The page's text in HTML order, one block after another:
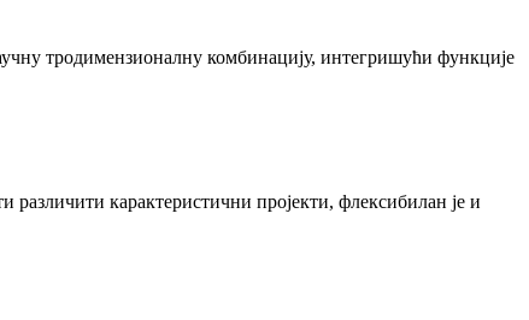
тродимензионалну комбинацију, интегришући функције
карактеристични пројекти, флексибилан је и